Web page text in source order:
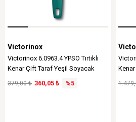
Victorinox
Victorinox 6.0963.4 YPSO Tırtıklı
Kenar Çift Taraf Yeşil Soyacak
360,05 ₺
379,00 ₺ %5